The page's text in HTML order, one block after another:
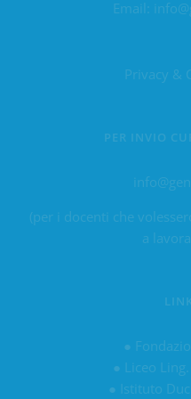
Email:
Privacy &
PER INVIO
(per i docenti che
a
●
● Liceo
● Istituto